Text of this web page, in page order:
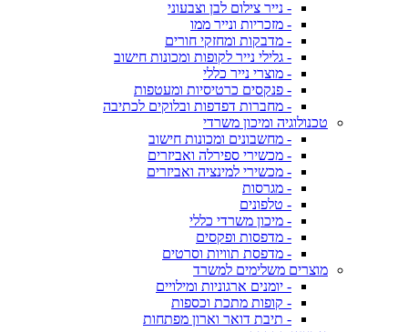
- נייר צילום לבן וצבעוני
- מזכריות ונייר ממו
- מדבקות ומחזקי חורים
- גלילי נייר לקופות ומכונות חישוב
- מוצרי נייר כללי
- פנקסים כרטיסיות ומעטפות
- מחברות דפדפות ובלוקים לכתיבה
טכנולוגיה ומיכון משרדי
- מחשבונים ומכונות חישוב
- מכשירי ספירלה ואביזרים
- מכשירי למינציה ואביזרים
- מגרסות
- טלפונים
- מיכון משרדי כללי
- מדפסות ופקסים
- מדפסת תוויות וסרטים
מוצרים משלימים למשרד
- יומנים ארגוניות ומילויים
- קופות מתכת וכספות
- תיבת דואר וארון מפתחות